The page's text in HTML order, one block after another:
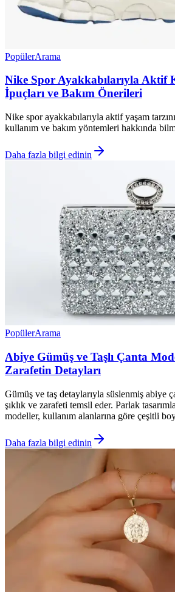
PopülerArama
Nike Spor Ayakkabılarıyla Aktif
İpuçları ve Bakım Önerileri
Nike spor ayakkabılarıyla aktif yaşam
kullanım ve bakım yöntemleri hakkında
Daha fazla bilgi edinin
PopülerArama
Abiye Gümüş ve Taşlı Çanta
Zarafetin Detayları
Gümüş ve taş detaylarıyla süslenmiş abiye
şıklık ve zarafeti temsil eder. Parlak
modeller, kullanım alanlarına göre çeşitli
Daha fazla bilgi edinin